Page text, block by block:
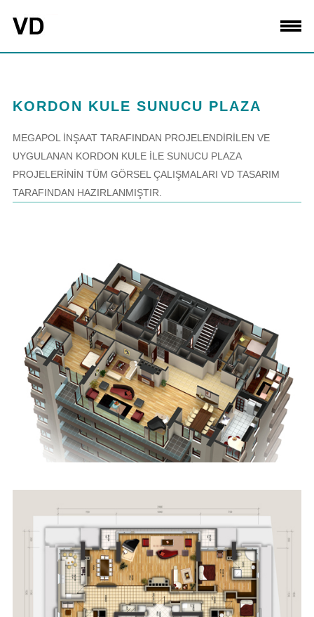
KORDON KULE SUNUCU PLAZA
MEGAPOL İNŞAAT TARAFINDAN PROJELENDİRİLEN VE
UYGULANAN KORDON KULE İLE SUNUCU PLAZA
PROJELERİNİN TÜM GÖRSEL ÇALIŞMALARI VD TASARIM
TARAFINDAN HAZIRLANMIŞTIR.